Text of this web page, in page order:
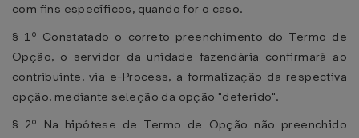
com fins específicos, quando for o caso.
§ 1º Constatado o correto preenchimento do Termo de
Opção, o servidor da unidade fazendária confirmará ao
contribuinte, via e-Process, a formalização da respectiva
opção, mediante seleção da opção "deferido".
§ 2º Na hipótese de Termo de Opção não preenchido